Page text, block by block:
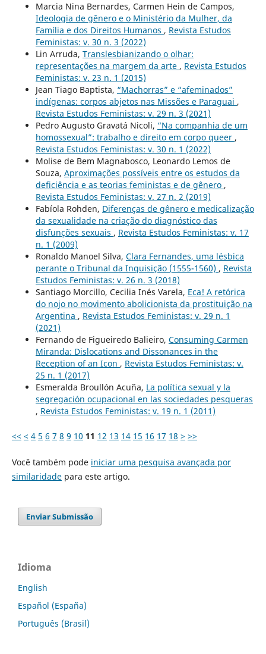
Marcia Nina Bernardes, Carmen Hein de Campos,
Ideologia de gênero e o Ministério da Mulher, da
Família e dos Direitos Humanos , Revista Estudos
Feministas: v. 30 n. 3 (2022)
Lin Arruda, Translesbianizando o olhar:
representações na margem da arte , Revista Estudos
Feministas: v. 23 n. 1 (2015)
Jean Tiago Baptista, “Machorras” e “afeminados”
indígenas: corpos abjetos nas Missões e Paraguai ,
Revista Estudos Feministas: v. 29 n. 3 (2021)
Pedro Augusto Gravatá Nicoli, “Na companhia de um
homossexual”: trabalho e direito em corpo queer ,
Revista Estudos Feministas: v. 30 n. 1 (2022)
Molise de Bem Magnabosco, Leonardo Lemos de
Souza, Aproximações possíveis entre os estudos da
deficiência e as teorias feministas e de gênero ,
Revista Estudos Feministas: v. 27 n. 2 (2019)
Fabíola Rohden, Diferenças de gênero e medicalização
da sexualidade na criação do diagnóstico das
disfunções sexuais , Revista Estudos Feministas: v. 17
n. 1 (2009)
Ronaldo Manoel Silva, Clara Fernandes, uma lésbica
perante o Tribunal da Inquisição (1555-1560) , Revista
Estudos Feministas: v. 26 n. 3 (2018)
Santiago Morcillo, Cecilia Inés Varela, Eca! A retórica
do nojo no movimento abolicionista da prostituição na
Argentina , Revista Estudos Feministas: v. 29 n. 1
(2021)
Fernando de Figueiredo Balieiro, Consuming Carmen
Miranda: Dislocations and Dissonances in the
Reception of an Icon , Revista Estudos Feministas: v.
25 n. 1 (2017)
Esmeralda Broullón Acuña, La política sexual y la
segregación ocupacional en las sociedades pesqueras
, Revista Estudos Feministas: v. 19 n. 1 (2011)
<< < 4 5 6 7 8 9 10 11 12 13 14 15 16 17 18 > >>
Você também pode iniciar uma pesquisa avançada por
similaridadepara este artigo.
Enviar Submissão
Idioma
English
Español (España)
Português (Brasil)